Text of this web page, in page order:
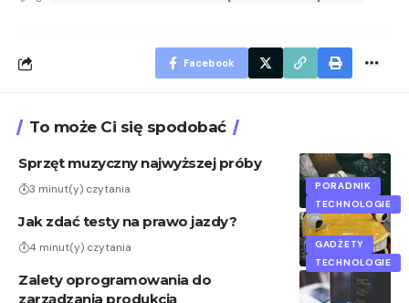
Facebook
To może Ci się spodobać
PORADNIK
TECHNOLOGIE
Sprzęt muzyczny najwyższej próby
3 minut(y) czytania
GADŻETY
TECHNOLOGIE
Jak zdać testy na prawo jazdy?
4 minut(y) czytania
Zalety oprogramowania do
zarządzania produkcją